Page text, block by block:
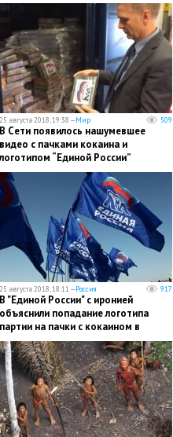
25 августа 2018, 19:38 —Мир 509
В Сети появилось нашумевшее
видео с пачками кокаина и
логотипом “Единой России”
25 августа 2018, 18:11 —Россия 917
В "Единой России" с иронией
объяснили попадание логотипа
партии на пачки с кокаином в
Бельгии